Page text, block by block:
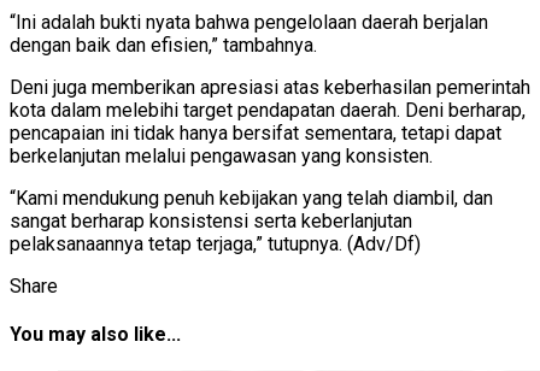
“Ini adalah bukti nyata bahwa pengelolaan daerah berjalan
dengan baik dan efisien,” tambahnya.
Deni juga memberikan apresiasi atas keberhasilan pemerintah
kota dalam melebihi target pendapatan daerah. Deni berharap,
pencapaian ini tidak hanya bersifat sementara, tetapi dapat
berkelanjutan melalui pengawasan yang konsisten.
“Kami mendukung penuh kebijakan yang telah diambil, dan
sangat berharap konsistensi serta keberlanjutan
pelaksanaannya tetap terjaga,” tutupnya. (Adv/Df)
Share
You may also like...